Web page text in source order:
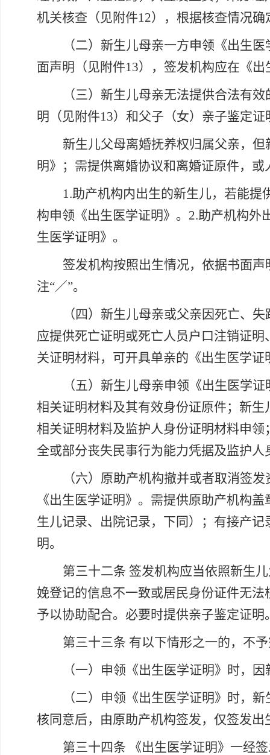
机关核查（见附件12），根据核查情况
（二）新生儿母亲一方申领《出生
面声明（见附件13），签发机构应在《
（三）新生儿母亲无法提供合法有
明（见附件13）和父子（女）亲子鉴定证
新生儿父母离婚抚养权归属父亲，
明》；需提供离婚协议和离婚证原件，
1.助产机构内出生的新生儿，若能
构申领《出生医学证明》。2.助产机构
生医学证明》。
签发机构按照出生情况，依据书面
注“／”。
（四）新生儿母亲或父亲因死亡、
应提供死亡证明或死亡人员户口注销证
关证明材料，可开具单亲的《出生医学证
（五）新生儿母亲申领《出生医学
相关证明材料及其有效身份证原件；新
相关证明材料及监护人身份证明材料申
全或部分丧失民事行为能力凭据及监护人
（六）原助产机构撤并或者取消签
《出生医学证明》。需提供原助产机构
生儿记录、出院记录，下同）；有接产
明。
第三十二条 签发机构应当依照新生
娩登记的信息不一致或居民身份证件无
予以协助配合。必要时提供亲子鉴定证明
第三十三条 有以下情形之一的，不
（一）申领《出生医学证明》时，
（二）申领《出生医学证明》时，
核同意后，由原助产机构签发，仅签发
第三十四条
《出生医学证明》一经